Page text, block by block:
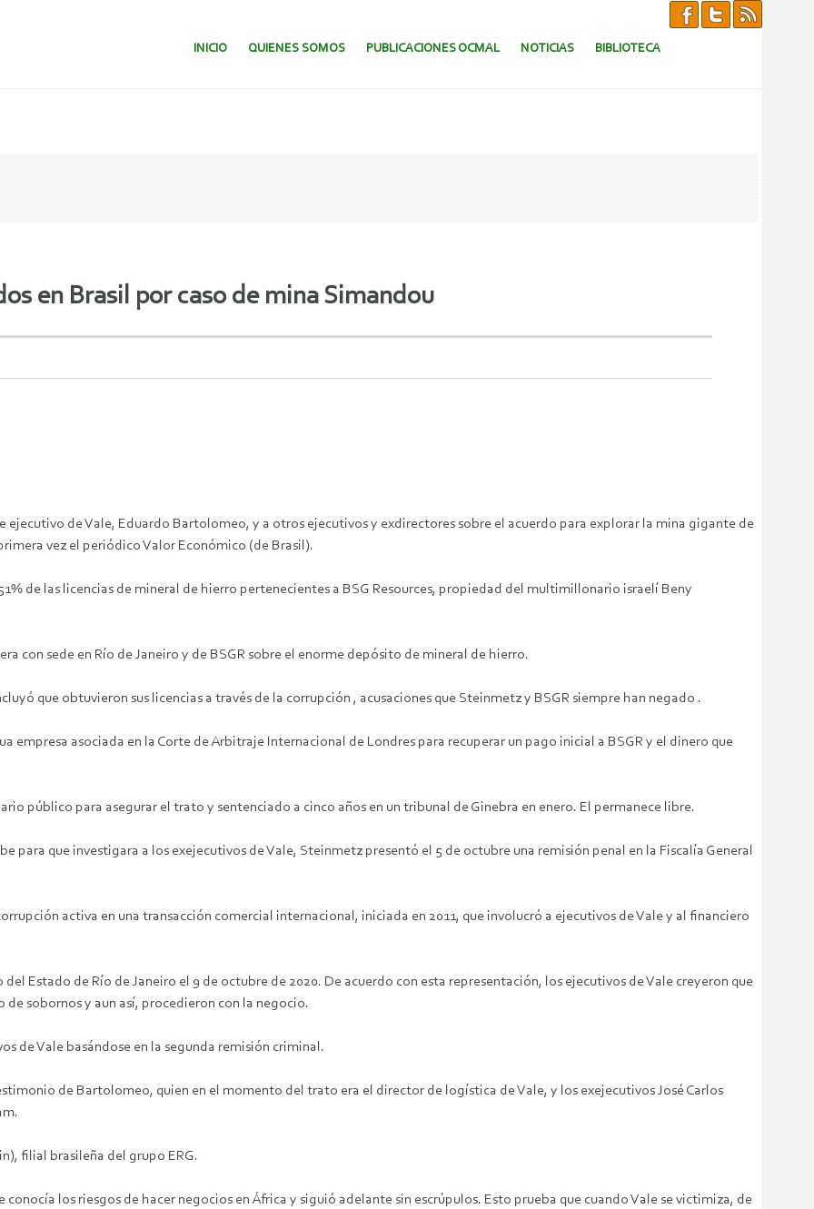
SALTAR AL CONTENIDO.
INICIO QUIENES SOMOS PUBLICACIONES OCMAL NOTICIAS BIBLIOTECA
en Brasil por caso de mina Simandou
ejecutivo de Vale, Eduardo Bartolomeo, y a otros ejecutivos y exdirectores sobre el acuerdo para explorar la mina gigante de
vez el periódico Valor Económico (de Brasil).
de las licencias de mineral de hierro pertenecientes a BSG Resources, propiedad del multimillonario israelí Beny
con sede en Río de Janeiro y de BSGR sobre el enorme depósito de mineral de hierro.
que obtuvieron sus licencias a través de la corrupción , acusaciones que Steinmetz y BSGR siempre han negado .
empresa asociada en la Corte de Arbitraje Internacional de Londres para recuperar un pago inicial a BSGR y el dinero que
público para asegurar el trato y sentenciado a cinco años en un tribunal de Ginebra en enero. El permanece libre.
para que investigara a los exejecutivos de Vale, Steinmetz presentó el 5 de octubre una remisión penal en la Fiscalía General
activa en una transacción comercial internacional, iniciada en 2011, que involucró a ejecutivos de Vale y al financiero
Estado de Río de Janeiro el 9 de octubre de 2020. De acuerdo con esta representación, los ejecutivos de Vale creyeron que
sobornos y aun así, procedieron con la negocio.
de Vale basándose en la segunda remisión criminal.
de Bartolomeo, quien en el momento del trato era el director de logística de Vale, y los exejecutivos José Carlos
filial brasileña del grupo ERG.
conocía los riesgos de hacer negocios en África y siguió adelante sin escrúpulos. Esto prueba que cuando Vale se victimiza, de